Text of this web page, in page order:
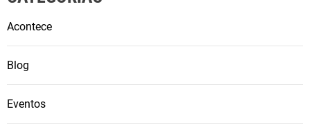
Acontece
Blog
Eventos